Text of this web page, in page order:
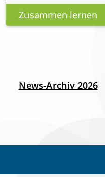
Zusammen lernen
AG:
Fotostrecke
News-Archiv 2026